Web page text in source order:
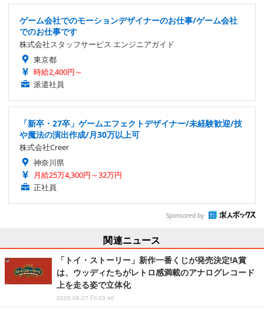
ゲーム会社でのモーションデザイナーのお仕事/ゲーム会社
でのお仕事です
株式会社スタッフサービス エンジニアガイド
東京都
時給2,400円～
派遣社員
「新卒・27卒」ゲームエフェクトデザイナー/未経験歓迎/技
や魔法の演出作成/月30万以上可
株式会社Creer
神奈川県
月給25万4,300円～32万円
正社員
Sponsored by
関連ニュース
「トイ・ストーリー」新作一番くじが発売決定!A賞
は、ウッディたちがレトロ感満載のアナログレコード
上を走る姿で立体化
2026.08.07 Fri 03:40